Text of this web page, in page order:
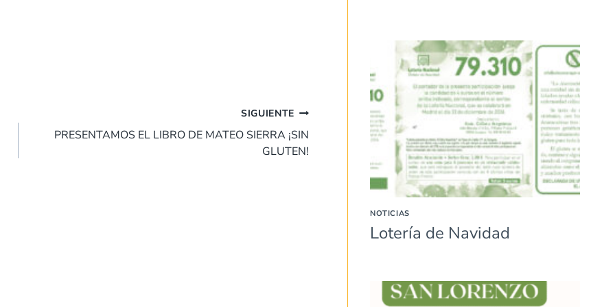
SIGUIENTE
PRESENTAMOS EL LIBRO DE MATEO SIERRA ¡SIN
GLUTEN!
NOTICIAS
Lotería de Navidad